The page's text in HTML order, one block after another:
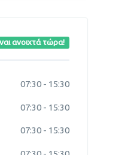
ανοιχτά τώρα!
07:30 - 15:30
07:30 - 15:30
07:30 - 15:30